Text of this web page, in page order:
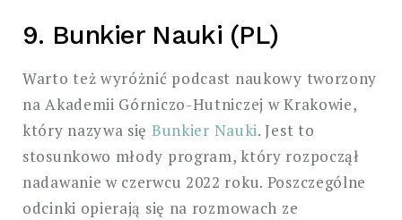
9. Bunkier Nauki (PL)
Warto też wyróżnić podcast naukowy tworzony
na Akademii Górniczo-Hutniczej w Krakowie,
który nazywa się Bunkier Nauki. Jest to
stosunkowo młody program, który rozpoczął
nadawanie w czerwcu 2022 roku. Poszczególne
odcinki opierają się na rozmowach ze